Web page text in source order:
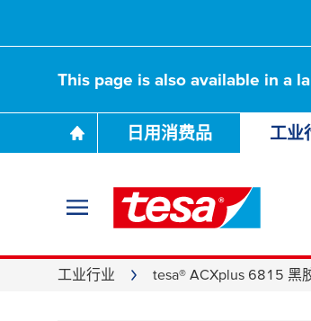
This page is also available in a
日用消费品 工业
工业行业 tesa® ACXplus 6815 黑